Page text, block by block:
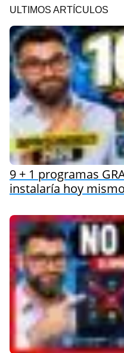
ULTIMOS ARTÍCULOS
9 + 1 programas
instalaría hoy mismo